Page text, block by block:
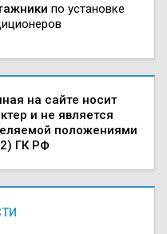
по установке
на сайте носит
и не является
положениями
ГК РФ